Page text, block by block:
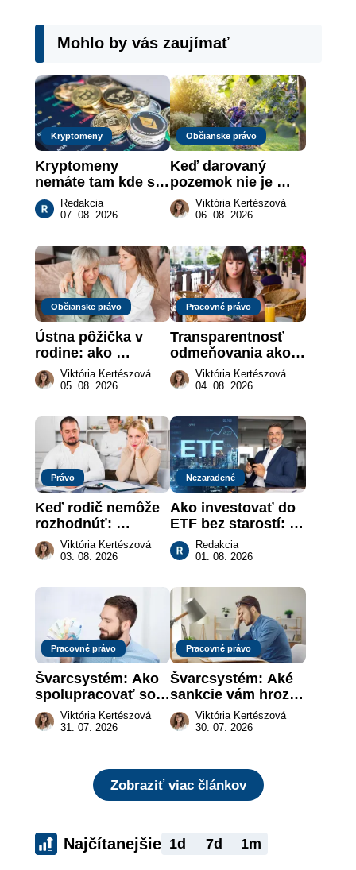
Mohlo by vás zaujímať
Kryptomeny
Kryptomeny
nemáte tam kde si
myslíte: Viete, kde
sa naozaj
Redakcia
07. 08. 2026
Občianske právo
Keď darovaný
pozemok nie je
„hotová vec“: kedy
môže darca žiadať
Viktória Kertészová
06. 08. 2026
Občianske právo
Ústna pôžička v
rodine: ako
vymôcť peniaze,
keď na papieri nie
Viktória Kertészová
05. 08. 2026
Pracovné právo
Transparentnosť
odmeňovania ako
právna povinnosť:
revolúcia na
práce
Viktória Kertészová
04. 08. 2026
Právo
Keď rodič nemôže
rozhodnúť:
nahradenie prejavu
vôle súdom v
Viktória Kertészová
03. 08. 2026
Nezaradené
Ako investovať do
ETF bez starostí:
Investičné plány,
ktoré urobia prácu
Redakcia
01. 08. 2026
Pracovné právo
Švarcsystém: Ako
spolupracovať so
živnostníkom
legálne a bez
Viktória Kertészová
31. 07. 2026
Pracovné právo
Švarcsystém: Aké
sankcie vám hrozia
a prečo nestačí
zaplatiť pokutu?
Viktória Kertészová
30. 07. 2026
Zobraziť viac článkov
Najčítanejšie 1d 7d 1m